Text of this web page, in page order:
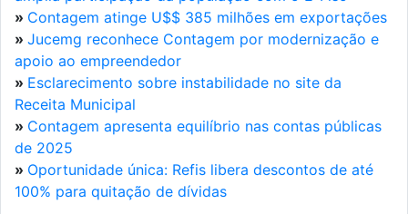
» Contagem atinge U$$ 385 milhões em exportações
» Jucemg reconhece Contagem por modernização e
apoio ao empreendedor
» Esclarecimento sobre instabilidade no site da
Receita Municipal
» Contagem apresenta equilíbrio nas contas públicas
de 2025
» Oportunidade única: Refis libera descontos de até
100% para quitação de dívidas